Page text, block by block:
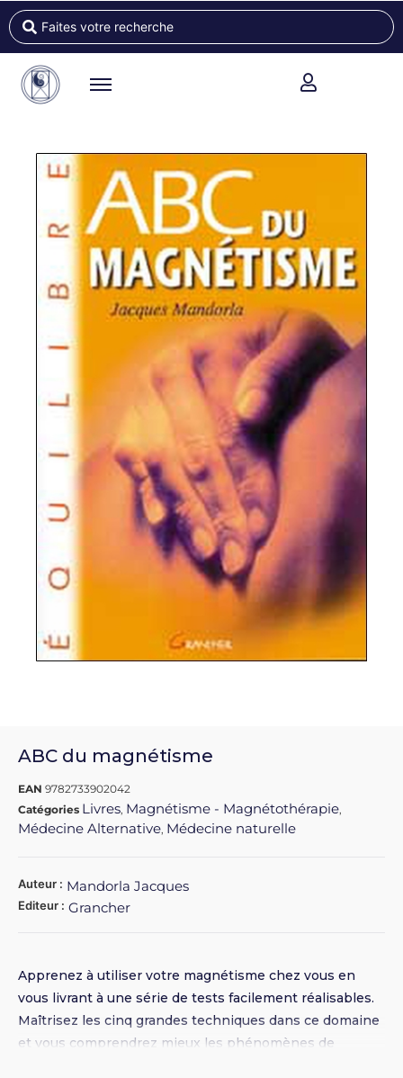
ABC du magnétisme
EAN 9782733902042
Catégories Livres, Magnétisme - Magnétothérapie,
Médecine Alternative, Médecine naturelle
Auteur : Mandorla Jacques
Editeur : Grancher
Apprenez à utiliser votre magnétisme chez vous en
vous livrant à une série de tests facilement réalisables.
Maîtrisez les cinq grandes techniques dans ce domaine
et vous comprendrez mieux les phénomènes de